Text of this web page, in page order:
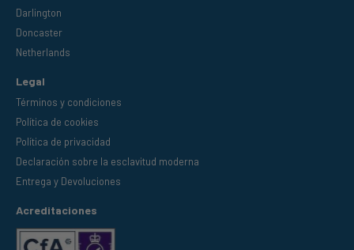
Darlington
Doncaster
Netherlands
Legal
Términos y condiciones
Política de cookies
Política de privacidad
Declaración sobre la esclavitud moderna
Entrega y Devoluciones
Acreditaciones